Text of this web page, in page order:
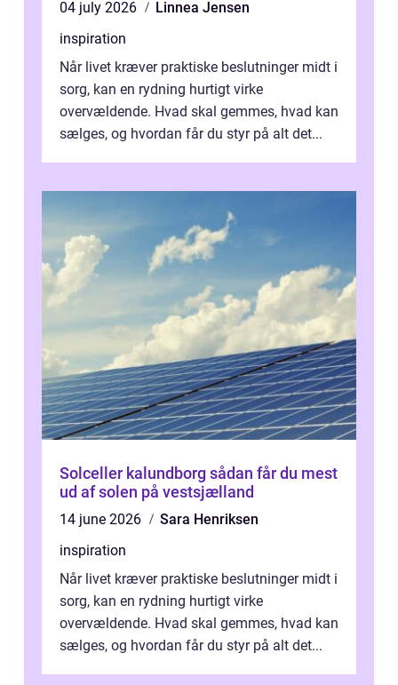
04 july 2026
Linnea Jensen
inspiration
Når livet kræver praktiske beslutninger midt i
sorg, kan en rydning hurtigt virke
overvældende. Hvad skal gemmes, hvad kan
sælges, og hvordan får du styr på alt det...
Solceller kalundborg sådan får du mest
ud af solen på vestsjælland
14 june 2026
Sara Henriksen
inspiration
Når livet kræver praktiske beslutninger midt i
sorg, kan en rydning hurtigt virke
overvældende. Hvad skal gemmes, hvad kan
sælges, og hvordan får du styr på alt det...